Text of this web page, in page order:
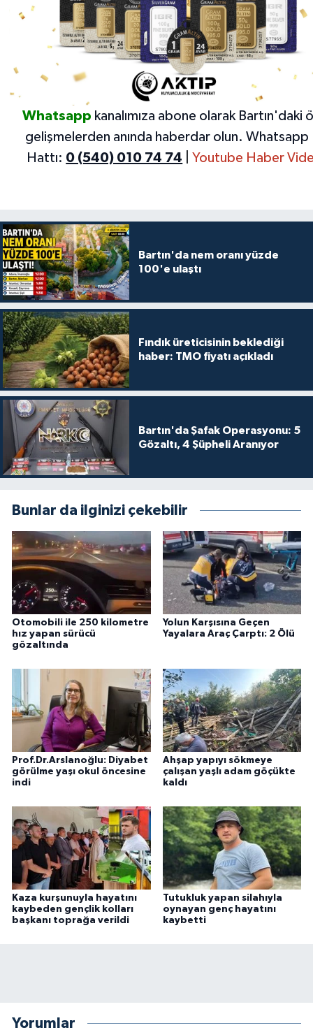
Whatsapp kanalımıza abone olarak Bartın'daki
gelişmelerden anında haberdar olun. Whatsapp
Hattı: 0 (540) 010 74 74 Youtube Haber
Bartın'da nem oranı yüzde
100'e ulaştı
Fındık üreticisinin beklediği
haber: TMO fiyatı açıkladı
Bartın'da Şafak Operasyonu: 5
Gözaltı, 4 Şüpheli Aranıyor
Bunlar da ilginizi çekebilir
Otomobili ile 250 kilometre
hız yapan sürücü
gözaltında
Yolun Karşısına Geçen
Yayalara Araç Çarptı: 2 Ölü
Prof.Dr.Arslanoğlu: Diyabet
görülme yaşı okul öncesine
indi
Ahşap yapıyı sökmeye
çalışan yaşlı adam göçükte
kaldı
Kaza kurşunuyla hayatını
kaybeden gençlik kolları
başkanı toprağa verildi
Tutukluk yapan silahıyla
oynayan genç hayatını
kaybetti
Yorumlar